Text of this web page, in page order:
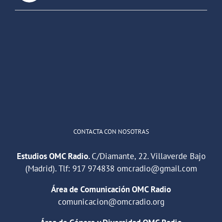
CONTACTA CON NOSOTRAS
Estudios OMC Radio.C/Diamante, 22. Villaverde Bajo
(Madrid). Tlf: 917 974838 omcradio@gmail.com
Área de Comunicación OMC Radio
comunicacion@omcradio.org